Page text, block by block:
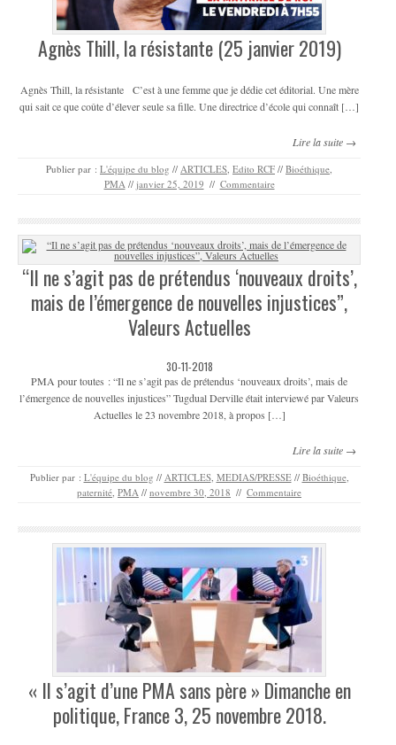
Agnès Thill, la résistante (25 janvier 2019)
Agnès Thill, la résistante C’est à une femme que je dédie cet éditorial. Une mère
qui sait ce que coûte d’élever seule sa fille. Une directrice d’école qui connaît […]
Lire la suite →
Publier par : L'équipe du blog // ARTICLES Edito RCF // Bioéthique
PMA // janvier 25, 2019 // Commentaire
“Il ne s’agit pas de prétendus ‘nouveaux droits’,
mais de l’émergence de nouvelles injustices”,
Valeurs Actuelles
30-11-2018
PMA pour toutes : “Il ne s’agit pas de prétendus ‘nouveaux droits’, mais de
l’émergence de nouvelles injustices” Tugdual Derville était interviewé par Valeurs
Actuelles le 23 novembre 2018, à propos […]
Lire la suite →
Publier par : L'équipe du blog // ARTICLES, MEDIAS/PRESSE // Bioéthique,
paternité PMA // novembre 30, 2018 // Commentaire
« Il s’agit d’une PMA sans père » Dimanche en
politique, France 3, 25 novembre 2018.